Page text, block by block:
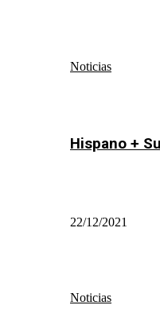
Noticias
Hispano +
22/12/2021
Noticias